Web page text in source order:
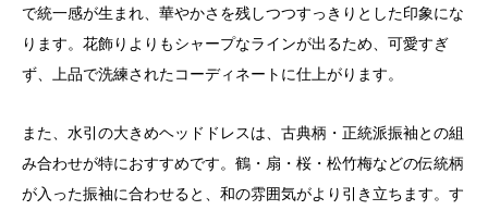
で統一感が生まれ、華やかさを残しつつすっきりとした印象にな
ります。花飾りよりもシャープなラインが出るため、可愛すぎ
ず、上品で洗練されたコーディネートに仕上がります。
また、水引の大きめヘッドドレスは、古典柄・正統派振袖との組
み合わせが特におすすめです。鶴・扇・桜・松竹梅などの伝統柄
が入った振袖に合わせると、和の雰囲気がより引き立ちます。す